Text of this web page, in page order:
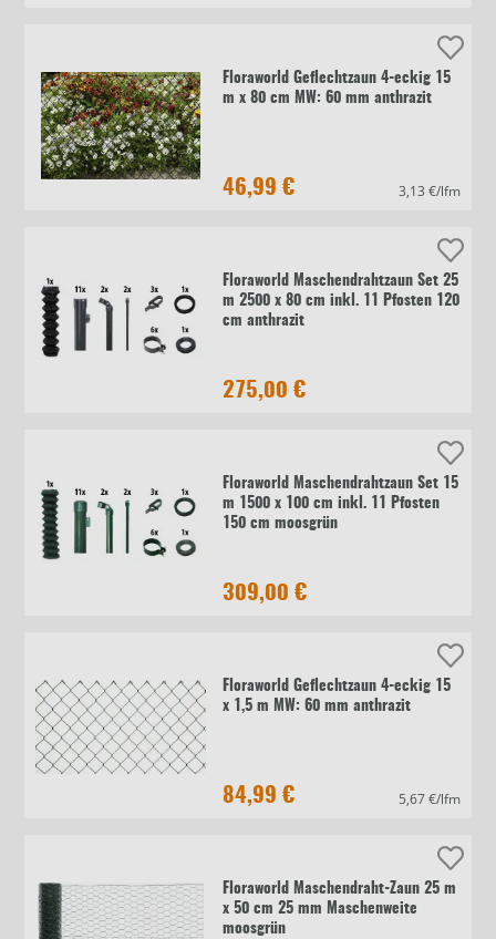
Floraworld Geflechtzaun 4-eckig 15
m x 80 cm MW: 60 mm anthrazit
46,99 € 3,13 €/lfm
Floraworld Maschendrahtzaun Set 25
m 2500 x 80 cm inkl. 11 Pfosten 120
cm anthrazit
275,00 €
Floraworld Maschendrahtzaun Set 15
m 1500 x 100 cm inkl. 11 Pfosten
150 cm moosgrün
309,00 €
Floraworld Geflechtzaun 4-eckig 15
x 1,5 m MW: 60 mm anthrazit
84,99 € 5,67 €/lfm
Floraworld Maschendraht-Zaun 25 m
x 50 cm 25 mm Maschenweite
moosgrün